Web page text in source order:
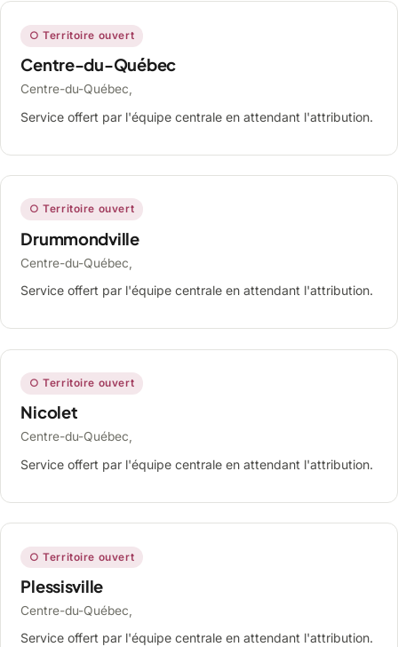
○ Territoire ouvert
Centre-du-Québec
Centre-du-Québec,
Service offert par l'équipe centrale en attendant l'attribution.
○ Territoire ouvert
Drummondville
Centre-du-Québec,
Service offert par l'équipe centrale en attendant l'attribution.
○ Territoire ouvert
Nicolet
Centre-du-Québec,
Service offert par l'équipe centrale en attendant l'attribution.
○ Territoire ouvert
Plessisville
Centre-du-Québec,
Service offert par l'équipe centrale en attendant l'attribution.